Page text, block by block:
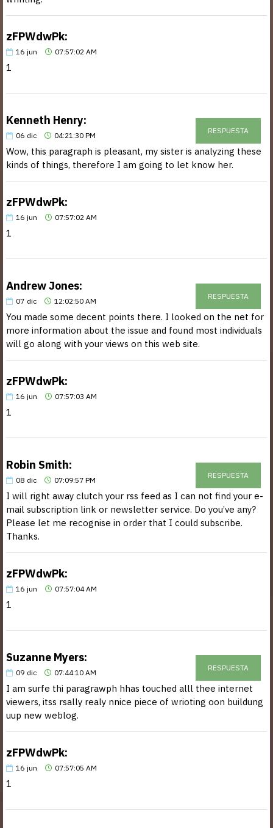
zFPWdwPk:
16 jun 07:57:02 AM
1
Kenneth Henry:
06 dic 04:21:30 PM
RESPUESTA
Wow, this paragraph is pleasant, my sister is analyzing these
kinds of things, therefore I am going to let know her.
zFPWdwPk:
16 jun 07:57:02 AM
1
Andrew Jones:
07 dic 12:02:50 AM
RESPUESTA
You made some decent points there. I looked on the net for
more information about the issue and found most individuals
will go along with your views on this web site.
zFPWdwPk:
16 jun 07:57:03 AM
1
Robin Smith:
08 dic 07:09:57 PM
RESPUESTA
I will right away clutch your rss feed as I can not find your e-
mail subscription link or newsletter service. Do you’ve any?
Please let me recognise in order that I could subscribe.
Thanks.
zFPWdwPk:
16 jun 07:57:04 AM
1
Suzanne Myers:
09 dic 07:44:10 AM
RESPUESTA
I am surfe thi paragrawph hhas touched alll thee internet
viewers, itss rsally realy nnice piece of wrioting oon buildung
uup new weblog.
zFPWdwPk:
16 jun 07:57:05 AM
1